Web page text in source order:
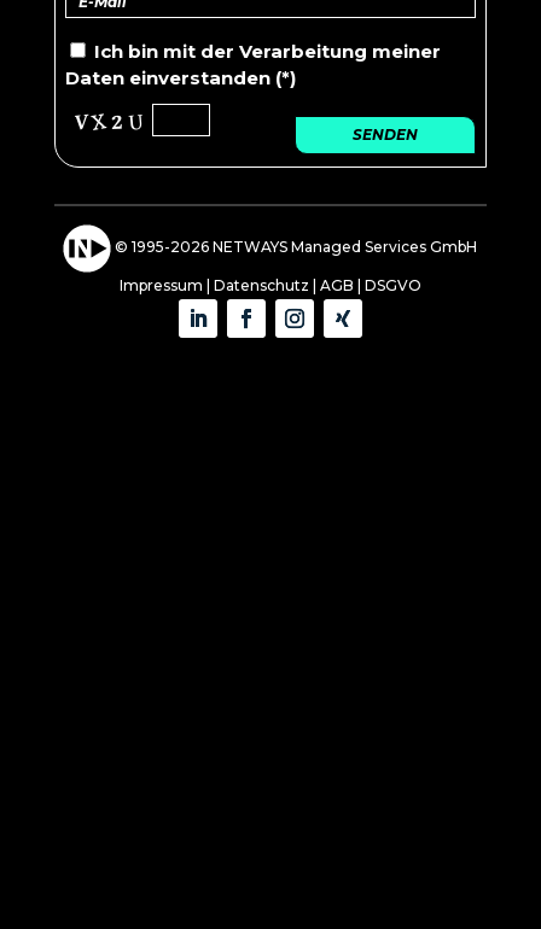
Ich bin mit der Verarbeitung meiner
Daten einverstanden (*)
SENDEN
© 1995-2026 NETWAYS Managed Services GmbH
Impressum Datenschutz AGB DSGVO